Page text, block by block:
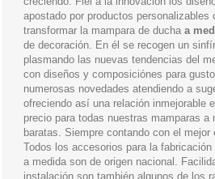
apostado por productos personalizables
transformar la mampara de ducha a
de decoración. En él se recogen un
plasmando las nuevas tendencias del
con diseños y composiciónes para
numerosas novedades atendiendo a
ofreciendo así una relación inmejorable
precio para todas nuestras mamparas a
baratas. Siempre contando con el mejor
Todos los accesorios para la
a medida son de origen nacional.
instalación son también algunos de los